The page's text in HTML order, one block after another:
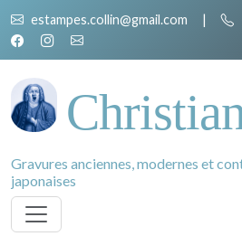
estampes.collin@gmail.com |
Gravures anciennes, modernes et
japonaises